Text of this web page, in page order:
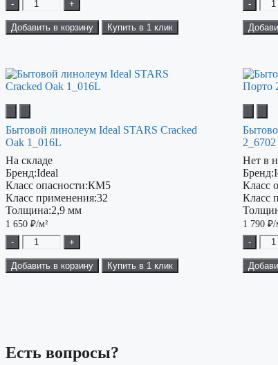
-
+
Добавить в корзину Купить в 1 клик
-
Бытовой линолеум Ideal STARS Cracked
Oak 1_016L
На складе
Бренд:Ideal
Класс опасности:КМ5
Класс применения:32
Толщина:2,9 мм
1 650 ₽/м²
-
+
Добавить в корзину Купить в 1 клик
2_6702
Нет в
Бренд:
Класс
Класс
1 790₽/
-
Есть вопросы?